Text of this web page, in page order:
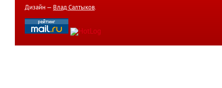
Дизайн — Влад Салтыков.